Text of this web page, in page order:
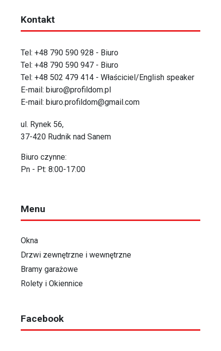
Kontakt
Tel:+48 790 590 928 - Biuro
Tel:+48 790 590 947 - Biuro
Tel:+48 502 479 414 - Właściciel/English speaker
E-mail:biuro@profildom.pl
E-mail:biuro.profildom@gmail.com
ul. Rynek 56,
37-420 Rudnik nad Sanem
Biuro czynne:
Pn - Pt: 8:00-17:00
Menu
Okna
Drzwi zewnętrzne i wewnętrzne
Bramy garażowe
Rolety i Okiennice
Facebook